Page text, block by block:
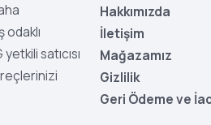
satıcısı
Hakkımızda
İletişim
Mağazamız
Gizlilik
Geri Ödeme ve